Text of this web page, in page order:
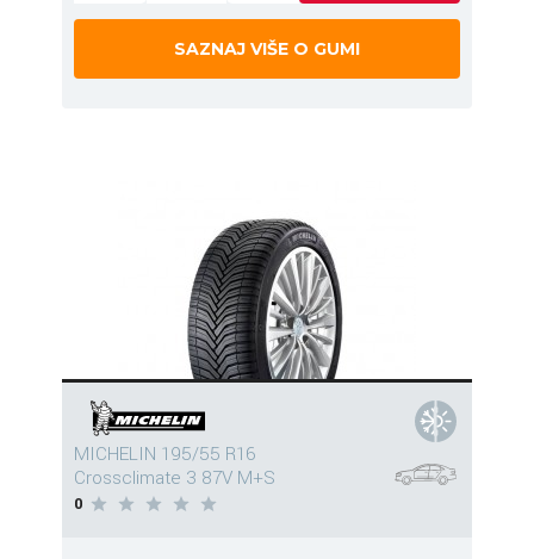
SAZNAJ VIŠE O GUMI
MICHELIN 195/55 R16
Crossclimate 3 87V M+S
0